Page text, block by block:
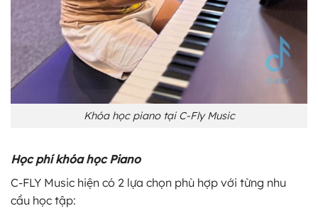
Khóa học piano tại C-Fly Music
Học phí khóa học Piano
C-FLY Music hiện có 2 lựa chọn phù hợp với từng nhu
cầu học tập: